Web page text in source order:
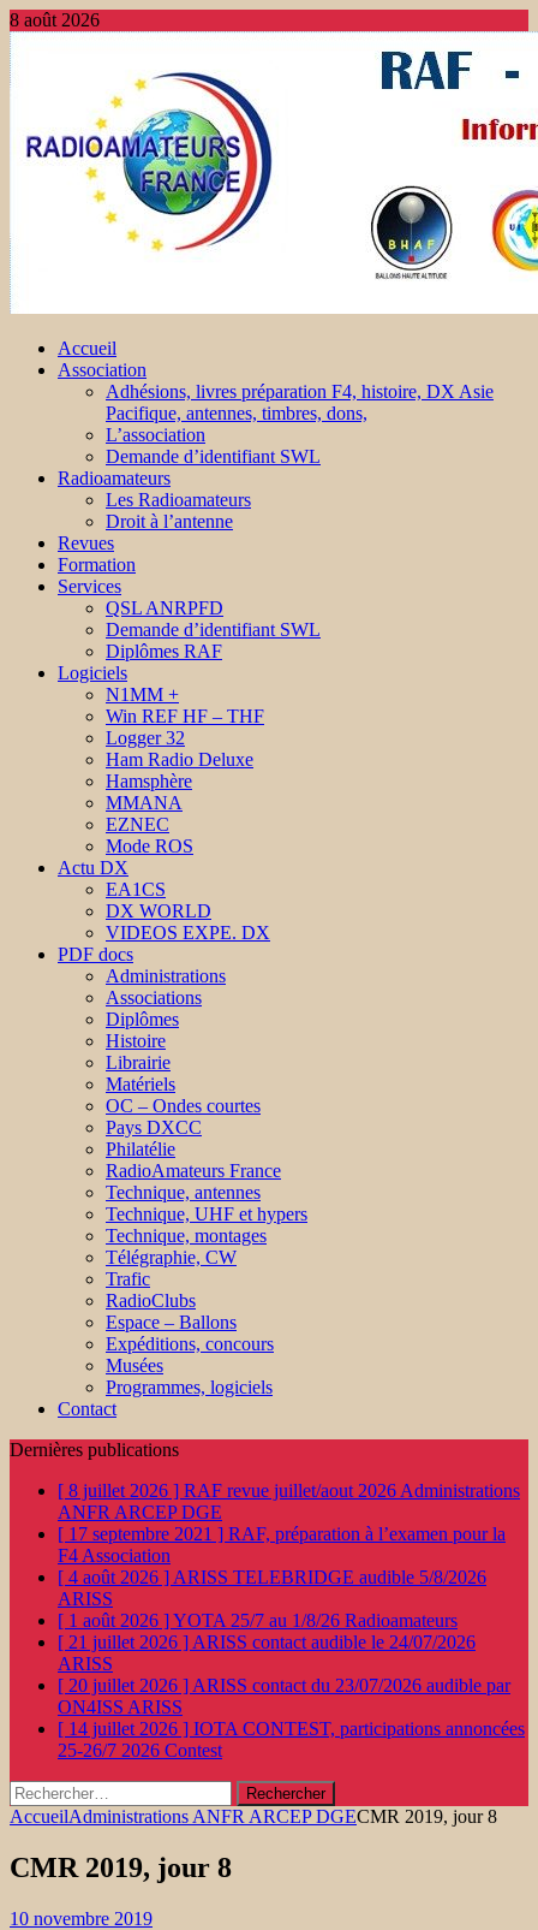
8 août 2026
Accueil
Association
Adhésions, livres préparation F4, histoire, DX Asie
Pacifique, antennes, timbres, dons,
L’association
Demande d’identifiant SWL
Radioamateurs
Les Radioamateurs
Droit à l’antenne
Revues
Formation
Services
QSL ANRPFD
Demande d’identifiant SWL
Diplômes RAF
Logiciels
N1MM +
Win REF HF – THF
Logger 32
Ham Radio Deluxe
Hamsphère
MMANA
EZNEC
Mode ROS
Actu DX
EA1CS
DX WORLD
VIDEOS EXPE. DX
PDF docs
Administrations
Associations
Diplômes
Histoire
Librairie
Matériels
OC – Ondes courtes
Pays DXCC
Philatélie
RadioAmateurs France
Technique, antennes
Technique, UHF et hypers
Technique, montages
Télégraphie, CW
Trafic
RadioClubs
Espace – Ballons
Expéditions, concours
Musées
Programmes, logiciels
Contact
Dernières publications
[ 8 juillet 2026 ] RAF revue juillet/aout 2026 Administrations
ANFR ARCEP DGE
[ 17 septembre 2021 ] RAF, préparation à l’examen pour la
F4 Association
[ 4 août 2026 ] ARISS TELEBRIDGE audible 5/8/2026
ARISS
[ 1 août 2026 ]YOTA 25/7 au 1/8/26 Radioamateurs
[ 21 juillet 2026 ] ARISS contact audible le 24/07/2026
ARISS
[ 20 juillet 2026 ] ARISS contact du 23/07/2026 audible par
ON4ISS ARISS
[ 14 juillet 2026 ] IOTA CONTEST, participations annoncées
25-26/7 2026 Contest
Rechercher :
AccueilAdministrations ANFR ARCEP DGECMR 2019, jour 8
CMR 2019, jour 8
10 novembre 2019